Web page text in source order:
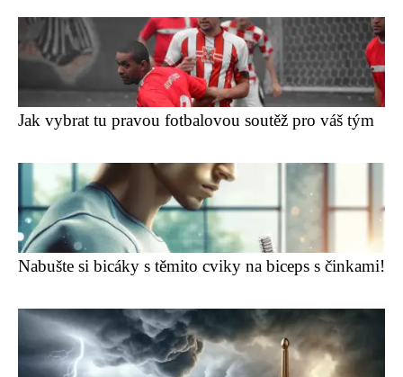
Jak vybrat tu pravou fotbalovou soutěž pro váš tým
Nabušte si bicáky s těmito cviky na biceps s činkami!